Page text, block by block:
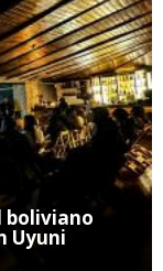
boliviano
Uyuni